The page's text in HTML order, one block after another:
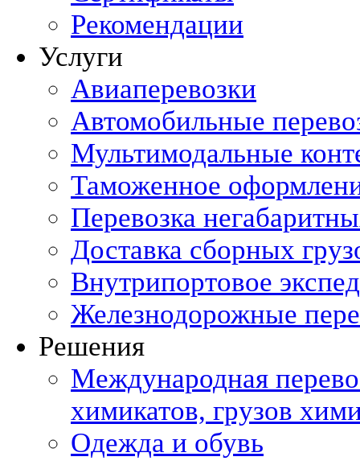
Рекомендации
Услуги
Авиаперевозки
Автомобильные
Мультимодальные
Таможенное
Перевозка
Доставка сборных
Внутрипортовое
Железнодорожные
Решения
Международная
химикатов, грузов
Одежда и обувь